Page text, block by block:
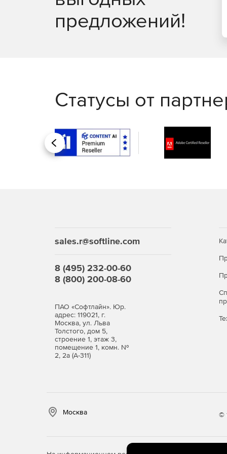
Модель IronPort X1070 разработана для
предложений!
Статусы от
Назад
sales.r@softline.com
8 (495) 232-00-60
8 (800) 200-08-60
ПАО «Софтлайн». Юр.
адрес: 119021, г.
Москва, ул. Льва
Толстого, дом 5,
строение 1, этаж 3,
помещение 1, комн. №
2, 2а (А-311)
Москва ©